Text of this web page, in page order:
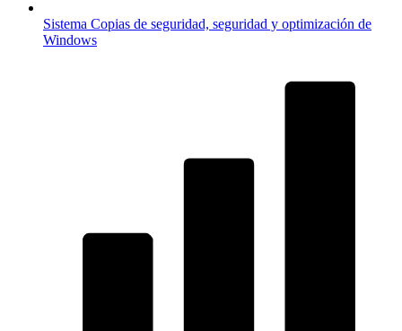
Sistema Copias de seguridad, seguridad y optimización de
Windows